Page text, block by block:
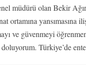
müdürü olan Bekir
ortamına
ve güvenmeyi
Türkiye’de